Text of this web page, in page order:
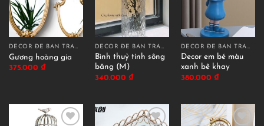
DECOR ĐỂ BÀN TRANG TRÍ
Gương hoàng gia
375.000 ₫
DECOR ĐỂ BÀN TRANG TRÍ
Bình thuỷ tinh sông
băng (M)
340.000 ₫
DECOR ĐỂ BÀN TRANG TRÍ
Decor em bé màu
xanh bê khay
380.000 ₫